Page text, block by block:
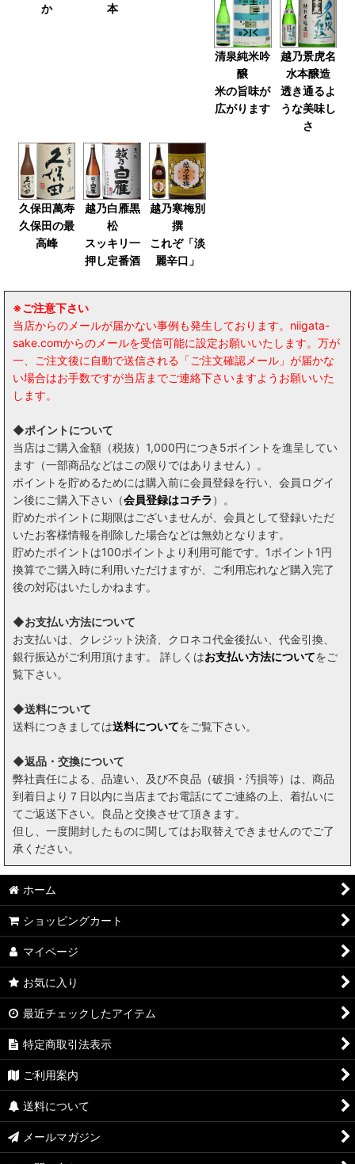
か
本
清泉純米吟
醸
米の旨味が
広がります
越乃景虎名
水本醸造
透き通るよ
うな美味し
さ
久保田萬寿
久保田の最
高峰
越乃白雁黒
松
スッキリ一
押し定番酒
越乃寒梅別
撰
これぞ「淡
麗辛口」
※ご注意下さい
当店からのメールが届かない事例も発生しております。niigata-
sake.comからのメールを受信可能に設定お願いいたします。万が
一、ご注文後に自動で送信される「ご注文確認メール」が届かな
い場合はお手数ですが当店までご連絡下さいますようお願いいた
します。
◆ポイントについて
当店はご購入金額（税抜）1,000円につき5ポイントを進呈してい
ます（一部商品などはこの限りではありません）。
ポイントを貯めるためには購入前に会員登録を行い、会員ログイ
ン後にご購入下さい（会員登録はコチラ ）。
貯めたポイントに期限はございませんが、会員として登録いただ
いたお客様情報を削除した場合などは無効となります。
貯めたポイントは100ポイントより利用可能です。1ポイント1円
換算でご購入時に利用いただけますが、ご利用忘れなど購入完了
後の対応はいたしかねます。
◆お支払い方法について
お支払いは、クレジット決済、クロネコ代金後払い、代金引換、
銀行振込がご利用頂けます。 詳しくはお支払い方法についてをご
覧下さい。
◆送料について
送料につきましては送料についてをご覧下さい。
◆返品・交換について
弊社責任による、品違い、及び不良品（破損・汚損等）は、商品
到着日より７日以内に当店までお電話にてご連絡の上、着払いに
てご返送下さい。良品と交換させて頂きます。
但し、一度開封したものに関してはお取替えできませんのでご了
承ください。
ホーム
ショッピングカート
マイページ
お気に入り
最近チェックしたアイテム
特定商取引法表示
ご利用案内
送料について
メールマガジン